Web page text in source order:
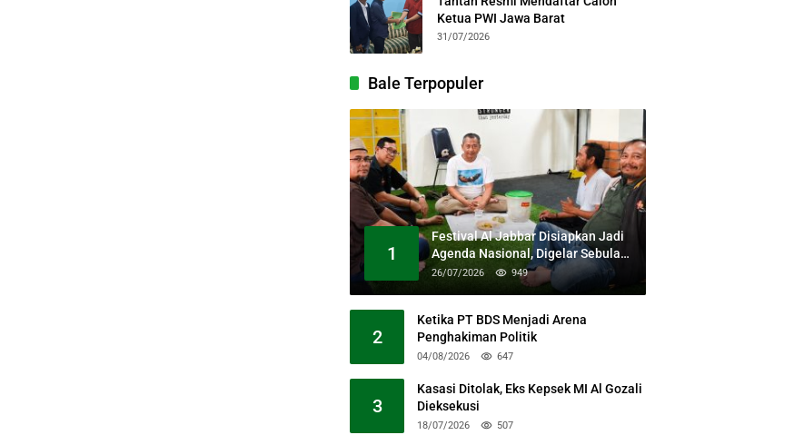
Ketua PWI Jawa Barat
31/07/2026
Bale Terpopuler
1
Festival Al Jabbar Disiapkan Jadi
Agenda Nasional, Digelar Sebulan
Penuh di Kawasan Masjid Raya Al
26/07/2026 949
2
Ketika PT BDS Menjadi Arena
Penghakiman Politik
04/08/2026 647
3
Kasasi Ditolak, Eks Kepsek MI Al Gozali
Dieksekusi
18/07/2026 507